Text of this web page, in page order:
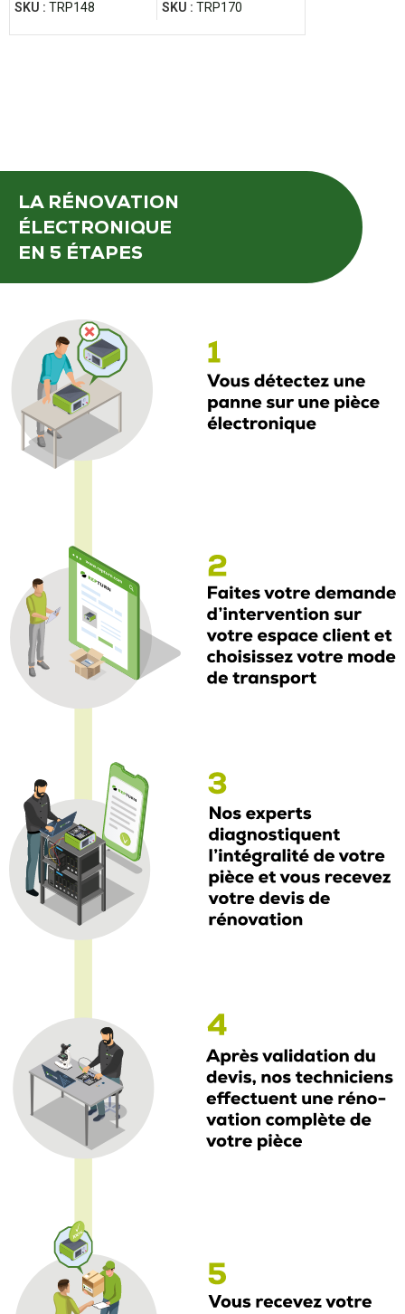
SKU : TRP148 SKU : TRP170
LA RÉNOVATION
ÉLECTRONIQUE
EN 5 ÉTAPES